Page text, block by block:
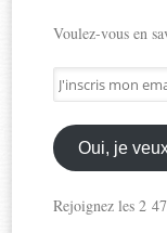
Voulez-vous en
J'inscris
mon
email
ici
Oui, je
Rejoignez les 2